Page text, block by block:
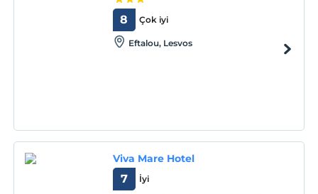
Çok iyi
8
Eftalou, Lesvos
Viva Mare Hotel
İyi
7